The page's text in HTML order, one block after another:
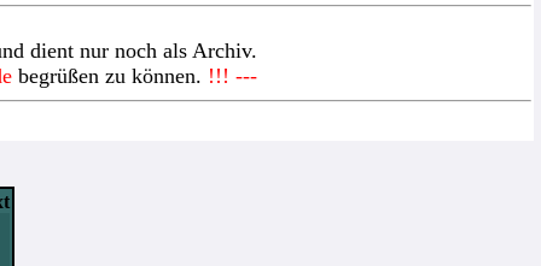
dient nur noch als Archiv.
begrüßen zu können. !!! ---